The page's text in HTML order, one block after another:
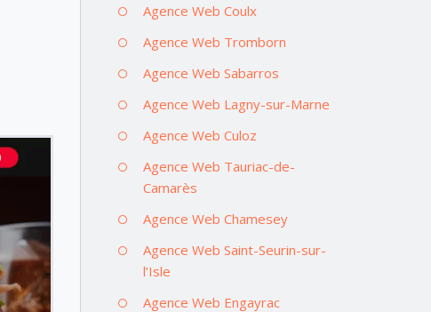
Agence Web Coulx
Agence Web Tromborn
Agence Web Sabarros
Agence Web Lagny-sur-Marne
Agence Web Culoz
Agence Web Tauriac-de-
Camarès
Agence Web Chamesey
Agence Web Saint-Seurin-sur-
l’Isle
Agence Web Engayrac